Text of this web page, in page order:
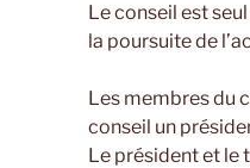
Le conseil est
la poursuite de
Les membres du
conseil un
Le président et le